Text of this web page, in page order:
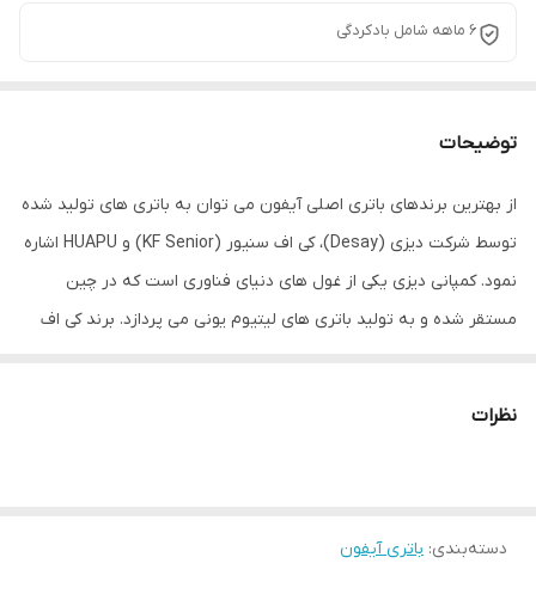
6 ماهه شامل بادکردگی
توضیحات
از بهترین برندهای باتری اصلی آیفون می توان به باتری های تولید شده
توسط شرکت دیزی (Desay)، کی اف سنیور (KF Senior) و HUAPU اشاره
نمود. کمپانی دیزی یکی از غول های دنیای فناوری است که در چین
مستقر شده و به تولید باتری های لیتیوم یونی می پردازد. برند کی اف
های آیفون تولید شده توسط آن در ایران بسیار محبوب اند. آخرین برند
در صدر هست.
نظرات
دسته‌بندی: باتری آیفون